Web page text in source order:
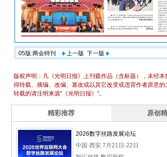
05版:两会特刊 上一版 下一版